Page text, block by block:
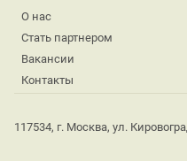
О нас
Стать партнером
Вакансии
Контакты
117534, г. Москва, ул.